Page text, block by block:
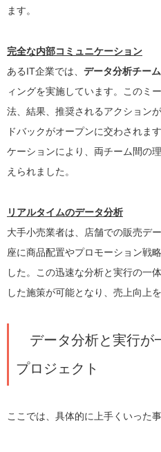
ます。
完全な内部コミュニケーション
あるIT企業では、 データ分析チーム
ィングを実施しています。このミ
法、結果、推奨されるアクション
ドバックがオープンに交わされま
ケーションにより、両チーム間の
えられました。
リアルタイムのデータ分析
大手小売業者は、店舗での販売デ
座に商品配置やプロモーション戦
した。この迅速な分析と実行の一
した施策が可能となり、売上向上
データ分析と実行が
プロジェクト
ここでは、具体的に上手くいった